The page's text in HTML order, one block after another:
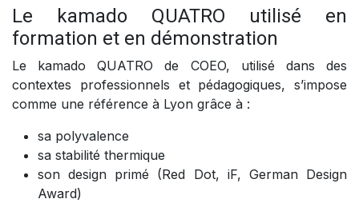
Le kamado QUATRO utilisé en
formation et en démonstration
Le kamado QUATRO de COEO, utilisé dans des
contextes professionnels et pédagogiques, s’impose
comme une référence à Lyon grâce à :
sa polyvalence
sa stabilité thermique
son design primé (Red Dot, iF, German Design
Award)